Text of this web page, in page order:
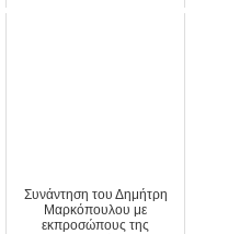
Συνάντηση του Δημήτρη
Μαρκόπουλου με
εκπροσώπους της